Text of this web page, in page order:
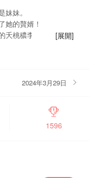
妹。
的贅婿！
桃穠李，美的不可方
，醉酒後竟扯了她的
！
向清貴自持的裴淮
着眼求她，「嬌嬌，別
[展開]
2024年3月29日
1596